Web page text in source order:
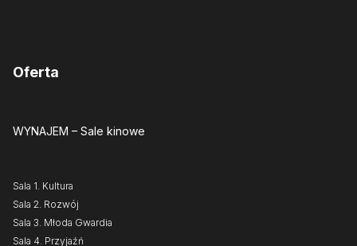
Oferta
WYNAJEM – Sale kinowe
Sala 1. Kultura
Sala 2. Rozwój
Sala 3. Młoda Gwardia
Sala 4. Przyjaźń